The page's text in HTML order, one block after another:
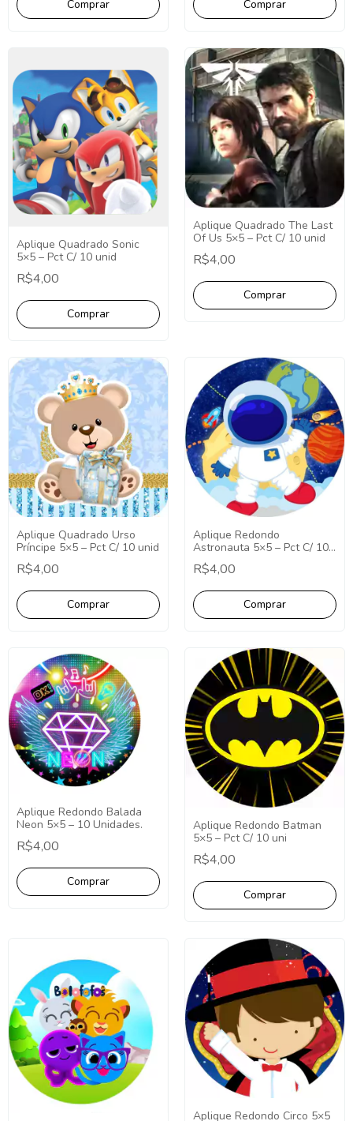
Aplique Quadrado Sonic
5×5 – Pct C/ 10 unid
R$4,00
Aplique Quadrado The Last
Of Us 5×5 – Pct C/ 10 unid
R$4,00
Aplique Quadrado Urso
Príncipe 5×5 – Pct C/ 10 unid
R$4,00
Aplique Redondo
Astronauta 5×5 – Pct C/ 10
unid
R$4,00
Aplique Redondo Balada
Neon 5×5 – 10 Unidades.
R$4,00
Aplique Redondo Batman
5×5 – Pct C/ 10 uni
R$4,00
Aplique Redondo Circo 5×5